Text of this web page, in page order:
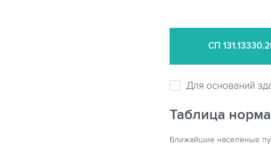
СП
Для оснований
Таблица
Ближайшие населеные